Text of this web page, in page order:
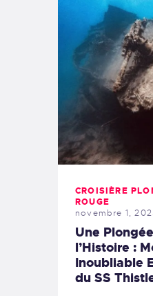
CROISIÈRE
ROUGE
novembre 1,
Une
l’Histoire :
Inoubliable
du SS